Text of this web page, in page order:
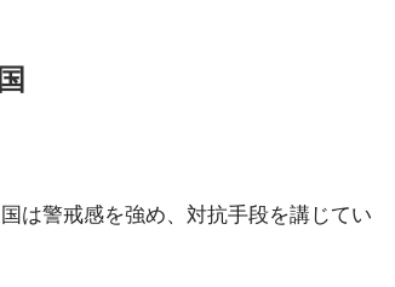
は警戒感を強め、対抗手段を講じてい